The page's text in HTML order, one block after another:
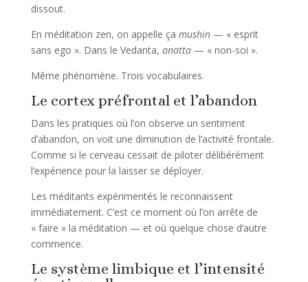
dissout.
En méditation zen, on appelle ça mushin— « esprit
sans ego ». Dans le Vedanta, anatta— « non-soi ».
Même phénomène. Trois vocabulaires.
Le cortex préfrontal et l’abandon
Dans les pratiques où l’on observe un sentiment
d’abandon, on voit une diminution de l’activité frontale.
Comme si le cerveau cessait de piloter délibérément
l’expérience pour la laisser se déployer.
Les méditants expérimentés le reconnaissent
immédiatement. C’est ce moment où l’on arrête de
« faire » la méditation — et où quelque chose d’autre
commence.
Le système limbique et l’intensité